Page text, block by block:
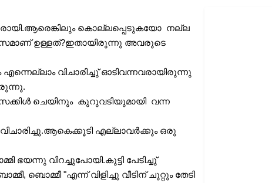
കൊല്ലപ്പെടുകയോ  നല്ല
ഉള്ളത്?ഇതായിരുന്നു അവരുടെ
വിചാരിച്ചു് ഓടിവന്നവരായിരുന്നു
ചെയിനും  കുറുവടിയുമായി  വന്ന
വിചാരിച്ചു.ആകെക്കൂടി എല്ലാവർക്കും ഒരു
ഭയന്നു വിറച്ചുപോയി.കുട്ടി പേടിച്ചു്
ബൊമ്മീ "എന്ന് വിളിച്ചു വീടിന് ചുറ്റും തേടി